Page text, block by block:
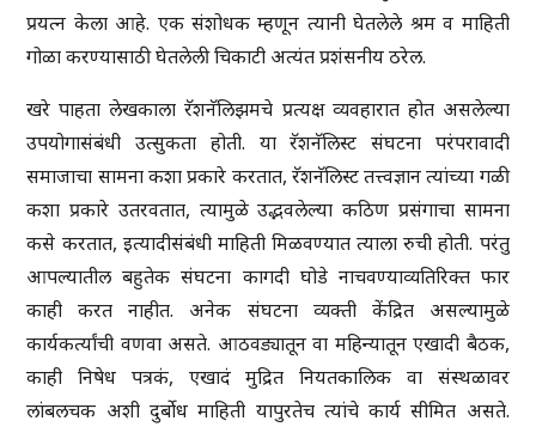
प्रयत्न केला आहे. एक संशोधक म्हणून त्यानी घेतलेले श्रम व माहिती
गोळा करण्यासाठी घेतलेली चिकाटी अत्यंत प्रशंसनीय ठरेल.
खरे पाहता लेखकाला रॅशनॅलिझमचे प्रत्यक्ष व्यवहारात होत असलेल्या
उपयोगासंबंधी उत्सुकता होती. या रॅशनॅलिस्ट संघटना परंपरावादी
समाजाचा सामना कशा प्रकारे करतात, रॅशनॅलिस्ट तत्त्वज्ञान त्यांच्या गळी
कशा प्रकारे उतरवतात, त्यामुळे उद्भवलेल्या कठिण प्रसंगाचा सामना
कसे करतात, इत्यादीसंबंधी माहिती मिळवण्यात त्याला रुची होती. परंतु
आपल्यातील बहुतेक संघटना कागदी घोडे नाचवण्याव्यतिरिक्त फार
काही करत नाहीत. अनेक संघटना व्यक्ती केंद्रित असल्यामुळे
कार्यकर्त्यांची वणवा असते. आठवड्यातून वा महिन्यातून एखादी बैठक,
काही निषेध पत्रकं, एखादं मुद्रित नियतकालिक वा संस्थळावर
लांबलचक अशी दुर्बोध माहिती यापुरतेच त्यांचे कार्य सीमित असते.